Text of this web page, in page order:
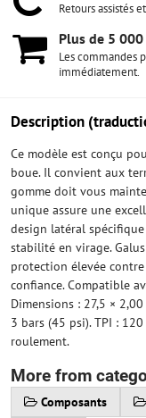
Retours assistés
Plus de 5
Les commandes
immédiatement.
Description
Ce modèle est conçu
boue. Il convient aux
gomme doit vous
unique assure une
design latéral
stabilité en virage.
protection élevée
confiance. Compatible
Dimensions : 27,5 ×
3 bars (45 psi). TPI :
roulement.
More from
Composants